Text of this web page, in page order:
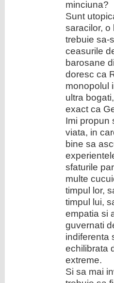
minciuna?
Sunt
saracilor, o
trebuie sa-
ceasurile
barosane
doresc ca
monopolul
ultra
exact ca
Imi propun
viata, in
bine sa
sfaturile
multe
timpul lor,
timpul lui,
empatia si
guvernati
indiferenta
echilibrata
extreme.
Si sa mai